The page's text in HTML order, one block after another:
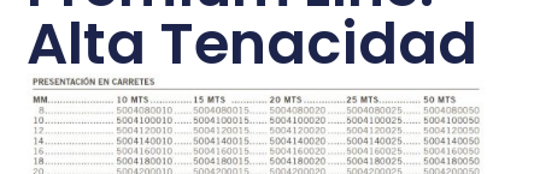
Alta Tenacidad